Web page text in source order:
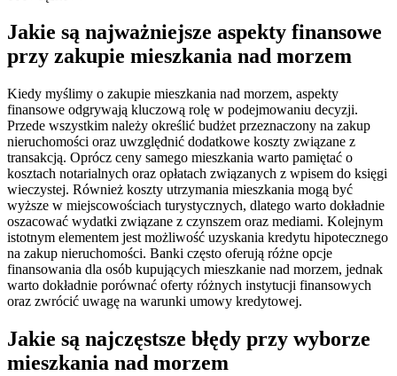
Jakie są najważniejsze aspekty finansowe
przy zakupie mieszkania nad morzem
Kiedy myślimy o zakupie mieszkania nad morzem, aspekty
finansowe odgrywają kluczową rolę w podejmowaniu decyzji.
Przede wszystkim należy określić budżet przeznaczony na zakup
nieruchomości oraz uwzględnić dodatkowe koszty związane z
transakcją. Oprócz ceny samego mieszkania warto pamiętać o
kosztach notarialnych oraz opłatach związanych z wpisem do księgi
wieczystej. Również koszty utrzymania mieszkania mogą być
wyższe w miejscowościach turystycznych, dlatego warto dokładnie
oszacować wydatki związane z czynszem oraz mediami. Kolejnym
istotnym elementem jest możliwość uzyskania kredytu hipotecznego
na zakup nieruchomości. Banki często oferują różne opcje
finansowania dla osób kupujących mieszkanie nad morzem, jednak
warto dokładnie porównać oferty różnych instytucji finansowych
oraz zwrócić uwagę na warunki umowy kredytowej.
Jakie są najczęstsze błędy przy wyborze
mieszkania nad morzem